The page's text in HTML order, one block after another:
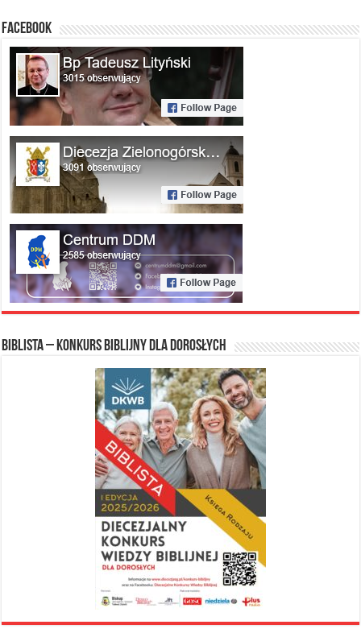
FACEBOOK
Biblista – konkurs biblijny dla dorosłych